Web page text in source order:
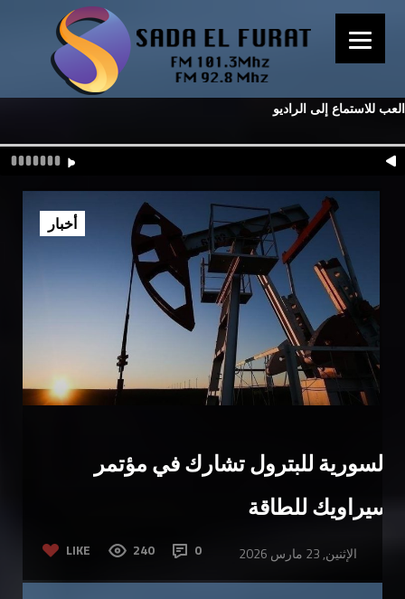
العب للاستماع إلى الراديو
السورية للبترول تشارك في مؤتمر
سيراويك للطاقة
LIKE 240 0 الإثنين, 23 مارس 2026
أخبار